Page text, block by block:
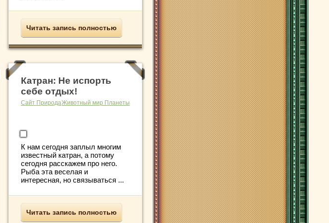
Читать запись полностью
Катран: Не испорть
себе отдых!
Сайт ПриродаЖивотный мир Планеты
К нам сегодня заплыл многим
известный катран, а потому
сегодня расскажем про него.
Рыба эта веселая и
интересная, но связываться ...
Читать запись полностью